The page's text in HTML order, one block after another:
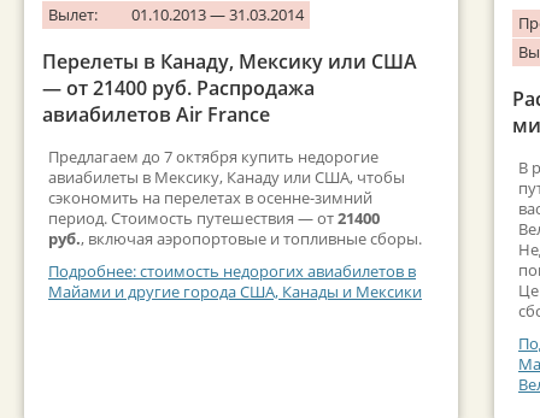
Вылет:
01.10.2013 — 31.03.2014
Перелеты в Канаду, Мексику или США
— от 21400 руб. Распродажа
авиабилетов Air France
Предлагаем до 7 октября купить недорогие
авиабилеты в Мексику, Канаду или США, чтобы
сэкономить на перелетах в осенне-зимний
период. Стоимость путешествия — от21400
руб., включая аэропортовые и топливные сборы.
Подробнее: стоимость недорогих авиабилетов в
Майами и другие города США, Канады и Мексики
В